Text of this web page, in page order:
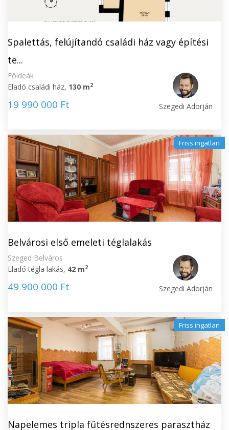
Spalettás, felújítandó családi ház vagy építési
te...
Földeák
Eladó családi ház, 130 m2
19 990 000 Ft Szegedi Adorján
Friss ingatlan
Belvárosi első emeleti téglalakás
Szeged Belváros
Eladó tégla lakás, 42 m2
49 900 000 Ft Szegedi Adorján
Friss ingatlan
Napelemes tripla fűtésrednszeres parasztház